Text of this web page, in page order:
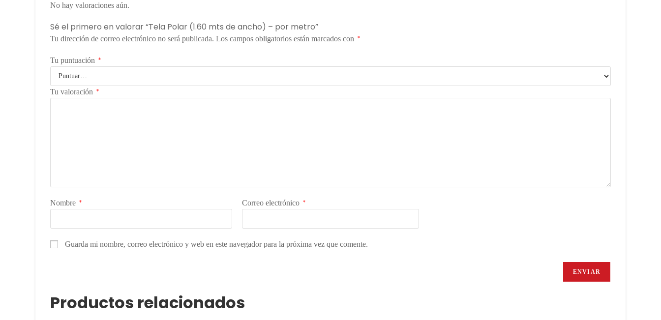
No hay valoraciones aún.
Sé el primero en valorar “Tela Polar (1.60 mts de ancho) – por metro”
Tu dirección de correo electrónico no será publicada. Los campos obligatorios están marcados con *
Tu puntuación *
Tu valoración *
Nombre * Correo electrónico *
Guarda mi nombre, correo electrónico y web en este navegador para la próxima vez que comente.
Productos relacionados